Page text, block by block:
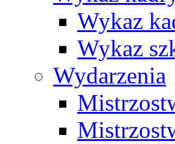
Wykaz
Wykaz
Wydarzenia